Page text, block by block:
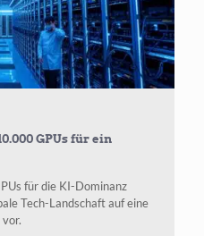
Rechte
der
Autoren
GPUs für ein
für die KI-Dominanz
Tech-Landschaft auf eine